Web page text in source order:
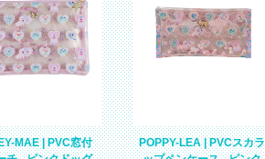
MAE | PVC窓付
POPPY-LEA | PVCスカラ